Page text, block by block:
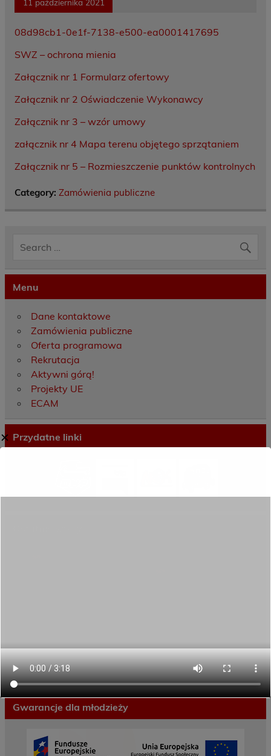
11 października 2021
08d98cb1-0e1f-7138-e500-ea0001417695
SWZ – ochrona mienia
Załącznik nr 1 Formularz ofertowy
Załącznik nr 2 Oświadczenie Wykonawcy
Załącznik nr 3 – wzór umowy
załącznik nr 4 Mapa terenu objętego sprzątaniem
Załącznik nr 5 – Rozmieszczenie punktów kontrolnych
Category: Zamówienia publiczne
Menu
Dane kontaktowe
Zamówienia publiczne
Oferta programowa
Rekrutacja
Aktywni górą!
Projekty UE
ECAM
Przydatne linki
Przekazaliśmy opiekę nad naszym ogrodem na
czas wakacji
Gwarancje dla młodzieży
✕